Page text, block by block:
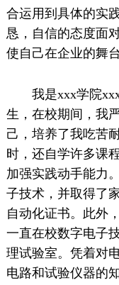
合运用到具体的实
恳，自信的态度面
使自己在企业的舞
我是xxx学院xxx
生，在校期间，我
己，培养了我吃苦
时，还自学许多课
加强实践动手能力
子技术，并取得了
自动化证书。此外
一直在校数字电子
理试验室。凭着对
电路和试验仪器的